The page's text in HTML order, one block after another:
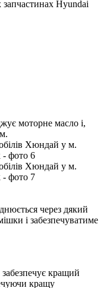
Hyundai
моторне масло і,
через дякий
і забезпечуватиме
кращий
кращу